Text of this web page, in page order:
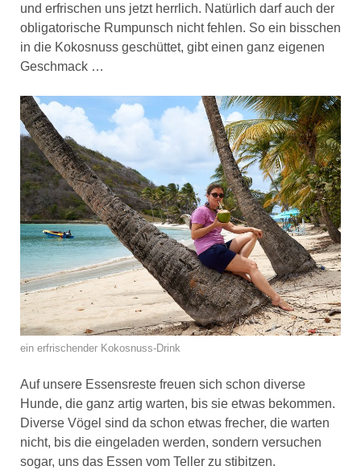
und erfrischen uns jetzt herrlich. Natürlich darf auch der
obligatorische Rumpunsch nicht fehlen. So ein bisschen
in die Kokosnuss geschüttet, gibt einen ganz eigenen
Geschmack …
ein erfrischender Kokosnuss-Drink
Auf unsere Essensreste freuen sich schon diverse
Hunde, die ganz artig warten, bis sie etwas bekommen.
Diverse Vögel sind da schon etwas frecher, die warten
nicht, bis die eingeladen werden, sondern versuchen
sogar, uns das Essen vom Teller zu stibitzen.